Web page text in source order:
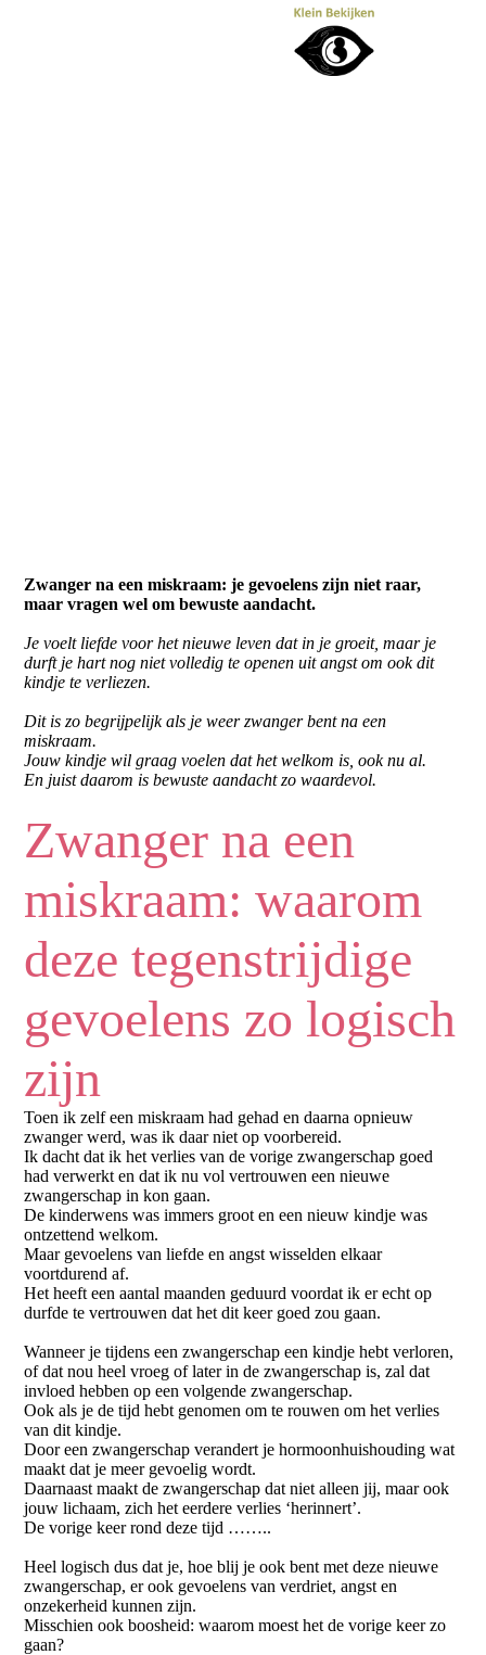
Zwanger na een miskraam: je gevoelens zijn niet raar,
maar vragen wel om bewuste aandacht.
Je voelt liefde voor het nieuwe leven dat in je groeit, maar je
durft je hart nog niet volledig te openen uit angst om ook dit
kindje te verliezen.
Dit is zo begrijpelijk als je weer zwanger bent na een
miskraam.
Jouw kindje wil graag voelen dat het welkom is, ook nu al.
En juist daarom is bewuste aandacht zo waardevol.
Zwanger na een
miskraam: waarom
deze tegenstrijdige
gevoelens zo logisch
zijn
Toen ik zelf een miskraam had gehad en daarna opnieuw
zwanger werd, was ik daar niet op voorbereid.
Ik dacht dat ik het verlies van de vorige zwangerschap goed
had verwerkt en dat ik nu vol vertrouwen een nieuwe
zwangerschap in kon gaan.
De kinderwens was immers groot en een nieuw kindje was
ontzettend welkom.
Maar gevoelens van liefde en angst wisselden elkaar
voortdurend af.
Het heeft een aantal maanden geduurd voordat ik er echt op
durfde te vertrouwen dat het dit keer goed zou gaan.
Wanneer je tijdens een zwangerschap een kindje hebt verloren,
of dat nou heel vroeg of later in de zwangerschap is, zal dat
invloed hebben op een volgende zwangerschap.
Ook als je de tijd hebt genomen om te rouwen om het verlies
van dit kindje.
Door een zwangerschap verandert je hormoonhuishouding wat
maakt dat je meer gevoelig wordt.
Daarnaast maakt de zwangerschap dat niet alleen jij, maar ook
jouw lichaam, zich het eerdere verlies ‘herinnert’.
De vorige keer rond deze tijd ……..
Heel logisch dus dat je, hoe blij je ook bent met deze nieuwe
zwangerschap, er ook gevoelens van verdriet, angst en
onzekerheid kunnen zijn.
Misschien ook boosheid: waarom moest het de vorige keer zo
gaan?